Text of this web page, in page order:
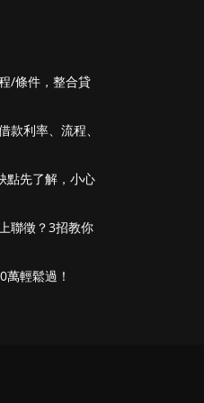
/條件，整合貸
利率、流程、
點先了解，小心
聯徵？3招教你
輕鬆過！